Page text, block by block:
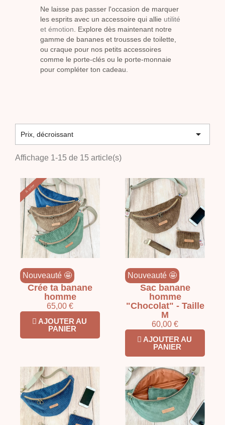
Ne laisse pas passer l'occasion de marquer
les esprits avec un accessoire qui allie utilité
et émotion . Explore dès maintenant notre
gamme de bananes et trousses de toilette,
ou craque pour nos petits accessoires
comme le porte-clés ou le porte-monnaie
pour compléter ton cadeau.
Prix, décroissant 
Affichage 1-15 de 15 article(s)
Nouveauté 🤩
Crée ta banane
homme
65,00 €
AJOUTER AU
PANIER
Nouveauté 🤩
Sac banane
homme
"Chocolat" - Taille
M
60,00 €
AJOUTER AU
PANIER